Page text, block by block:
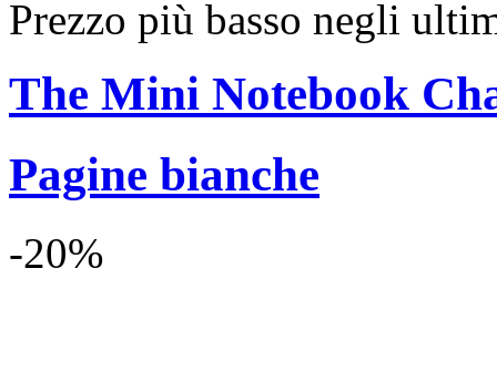
Prezzo più basso negli
The Mini Notebook
Pagine bianche
-20%